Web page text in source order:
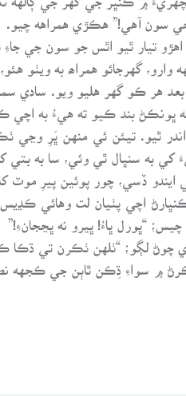
سون آهي!” هڪڙي همراهه چيو.
اهڙو تيار ٿيو اٿس جو سون جي جاءِ
گهرجائو همراھ به ويٺو
هر ڪو گهر هليو ويو. سادي
ڀونڪڻ بند ڪيو ته هيءُ به
ٿيو. تيئن ئي منهن ڀَرِ وڃي
کي به سنڀال ٿي وئي، سا به
ايندو ڏسي، چور پوئين پيرِ
چيس؛ “ڀورل ڀاءُ! ڀيرو نه ڀڃجانءِ!”
چوڻ لڳو؛ “ٺلهن ٺڪرن تي ڌڪا
۾ سواءِ ڌِڪن ٿاٻن جي ڪجهه نصيب